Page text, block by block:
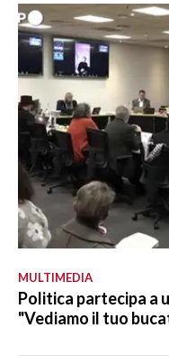
MULTIMEDIA
Politica partecipa a
"Vediamo il tuo